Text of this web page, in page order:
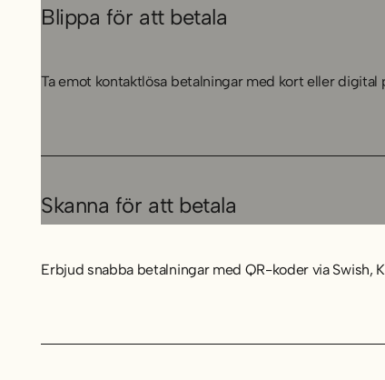
Blippa för att betala
Ta emot kontaktlösa betalningar med kort eller digital
Skanna för att betala
Erbjud snabba betalningar med QR-koder via Swish,